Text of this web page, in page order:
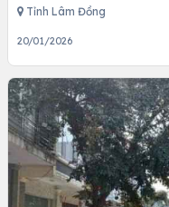
Tỉnh Lâm Đồng
20/01/2026